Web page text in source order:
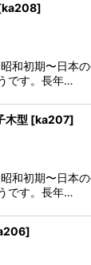
ka208]
和初期〜日本
です。長年…
木型 [ka207]
和初期〜日本
です。長年…
]